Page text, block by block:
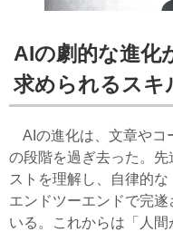
AIの劇的な進化
求められるスキ
AIの進化は、文章やコ
の段階を過ぎ去った。
ストを理解し、自律的
エンドツーエンドで完
いる。これからは「人間